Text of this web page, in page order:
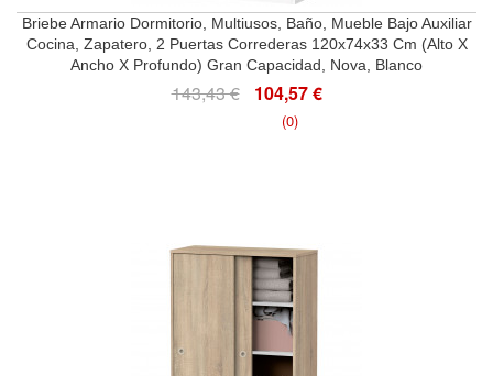
Briebe Armario Dormitorio, Multiusos, Baño, Mueble Bajo Auxiliar
Cocina, Zapatero, 2 Puertas Correderas 120x74x33 Cm (Alto X
Ancho X Profundo) Gran Capacidad, Nova, Blanco
143,43 € 104,57 €
(0)